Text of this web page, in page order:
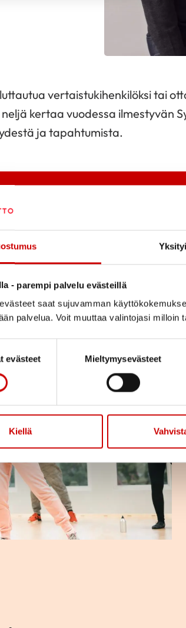
- parempi palvelu evästeillä
saat sujuvamman
palvelua. Voit muuttaa valintojasi
evästeet
Mieltymysevästeet
Kiellä
vertaistukihenkilöksi tai
kertaa vuodessa ilmestyvän
ja tapahtumista.